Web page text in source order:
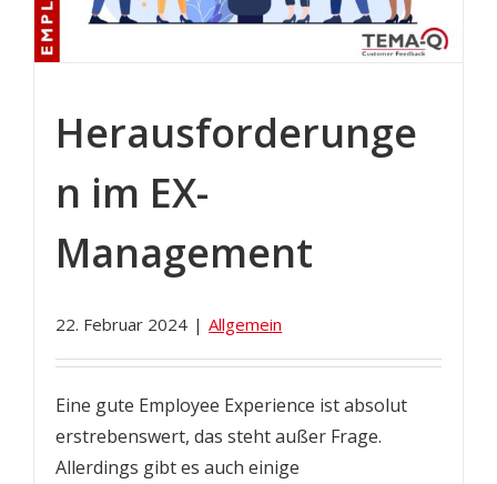
Herausforderunge
n im EX-
Management
22. Februar 2024 | Allgemein
Eine gute Employee Experience ist absolut
erstrebenswert, das steht außer Frage.
Allerdings gibt es auch einige